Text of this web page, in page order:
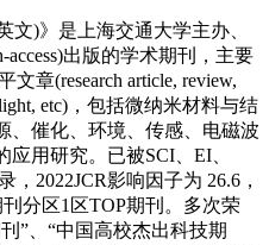
文)》是上海交通大学主办、
access)出版的学术期刊，主要
章(research article, review,
etc)，包括微纳米材料与结
、催化、环境、传感、电磁波
用研究。已被SCI、EI、
，2022JCR影响因子为 26.6，
分区1区TOP期刊。多次荣
”、“中国高校杰出科技期